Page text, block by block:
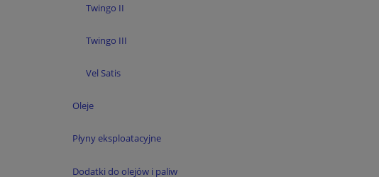
Twingo II
Twingo III
Vel Satis
Oleje
Płyny eksploatacyjne
Dodatki do olejów i paliw